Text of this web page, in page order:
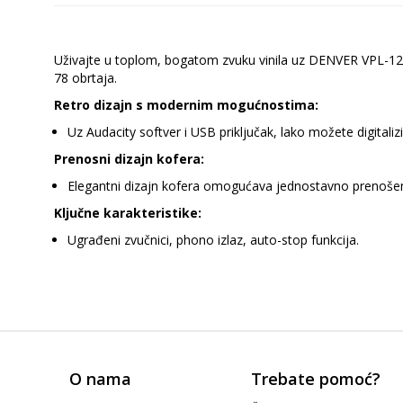
Uživajte u toplom, bogatom zvuku vinila uz DENVER
78 obrtaja.
Retro dizajn s modernim mogućnostima:
Uz Audacity softver i USB priključak, lako možete
Prenosni dizajn kofera:
Elegantni dizajn kofera omogućava jednostavno
Ključne karakteristike:
Ugrađeni zvučnici, phono izlaz, auto-stop funkcija.
O nama Trebate pomoć?